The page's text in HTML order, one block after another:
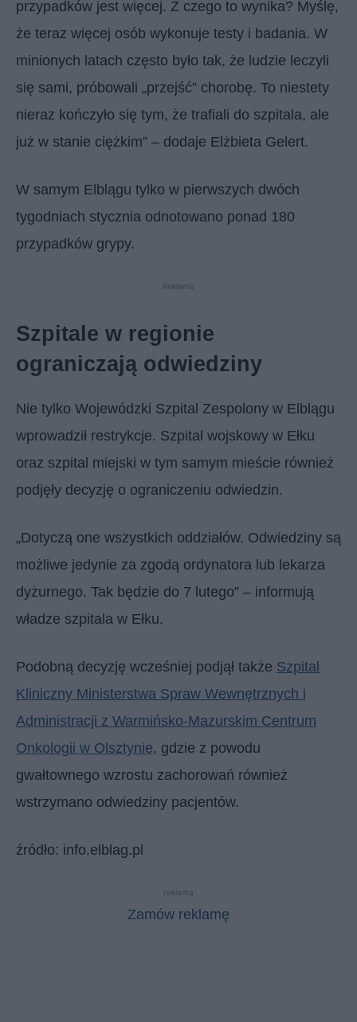
przypadków jest więcej. Z czego to wynika? Myślę,
że teraz więcej osób wykonuje testy i badania. W
minionych latach często było tak, że ludzie leczyli
się sami, próbowali „przejść” chorobę. To niestety
nieraz kończyło się tym, że trafiali do szpitala, ale
już w stanie ciężkim” – dodaje Elżbieta Gelert.
W samym Elblągu tylko w pierwszych dwóch
tygodniach stycznia odnotowano ponad 180
przypadków grypy.
Reklama
Szpitale w regionie
ograniczają odwiedziny
Nie tylko Wojewódzki Szpital Zespolony w Elblągu
wprowadził restrykcje. Szpital wojskowy w Ełku
oraz szpital miejski w tym samym mieście również
podjęły decyzję o ograniczeniu odwiedzin.
„Dotyczą one wszystkich oddziałów. Odwiedziny są
możliwe jedynie za zgodą ordynatora lub lekarza
dyżurnego. Tak będzie do 7 lutego” – informują
władze szpitala w Ełku.
Podobną decyzję wcześniej podjął także Szpital
Kliniczny Ministerstwa Spraw Wewnętrznych i
Administracji z Warmińsko-Mazurskim Centrum
Onkologii w Olsztynie, gdzie z powodu
gwałtownego wzrostu zachorowań również
wstrzymano odwiedziny pacjentów.
źródło: info.elblag.pl
reklama
Zamów reklamę